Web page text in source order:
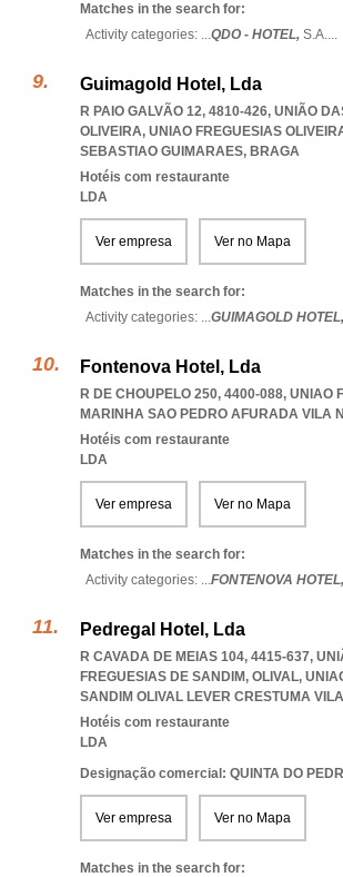
Matches in the search for:
Activity categories: ...QDO - HOTEL, S.A....
Guimagold Hotel, Lda
R PAIO GALVÃO 12, 4810-426, UNIÃO
OLIVEIRA, UNIAO FREGUESIAS
SEBASTIAO GUIMARAES, BRAGA
Hotéis com restaurante
LDA
Ver empresa Ver no Mapa
Matches in the search for:
Activity categories: ...GUIMAGOLD HOTEL,
Fontenova Hotel, Lda
R DE CHOUPELO 250, 4400-088, UNIAO
MARINHA SAO PEDRO AFURADA VILA
Hotéis com restaurante
LDA
Ver empresa Ver no Mapa
Matches in the search for:
Activity categories: ...FONTENOVA HOTEL,
Pedregal Hotel, Lda
R CAVADA DE MEIAS 104, 4415-637,
FREGUESIAS DE SANDIM, OLIVAL,
SANDIM OLIVAL LEVER CRESTUMA
Hotéis com restaurante
LDA
Designação comercial: QUINTA DO
Ver empresa Ver no Mapa
Matches in the search for: